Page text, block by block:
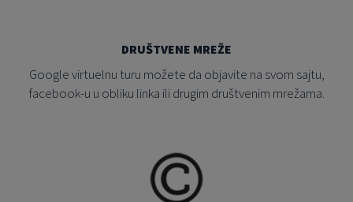
DRUŠTVENE MREŽE
Google virtuelnu turu možete da objavite na svom sajtu,
facebook-u u obliku linka ili drugim društvenim mrežama.